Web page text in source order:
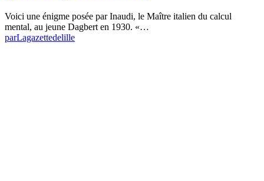
Voici une énigme posée par Inaudi, le Maître italien du calcul
mental, au jeune Dagbert en 1930. «…
parLagazettedelille